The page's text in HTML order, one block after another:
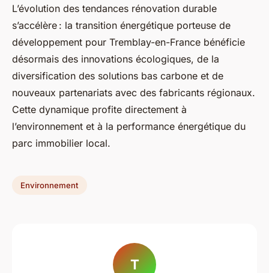
L’évolution des tendances rénovation durable
s’accélère : la transition énergétique porteuse de
développement pour Tremblay-en-France bénéficie
désormais des innovations écologiques, de la
diversification des solutions bas carbone et de
nouveaux partenariats avec des fabricants régionaux.
Cette dynamique profite directement à
l’environnement et à la performance énergétique du
parc immobilier local.
Environnement
T